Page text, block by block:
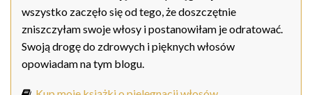
wszystko zaczęło się od tego, że doszczętnie
zniszczyłam swoje włosy i postanowiłam je odratować.
Swoją drogę do zdrowych i pięknych włosów
opowiadam na tym blogu.